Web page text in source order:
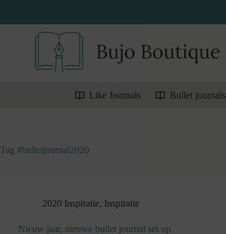
de
Like Journals Bullet journals
Tag #bulletjournal2020
2020 Inspiratie, Inspiratie
Nieuw jaar, nieuwe bullet journal set-up